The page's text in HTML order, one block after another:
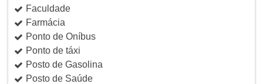
Faculdade
Farmácia
Ponto de Oníbus
Ponto de táxi
Posto de Gasolina
Posto de Saúde